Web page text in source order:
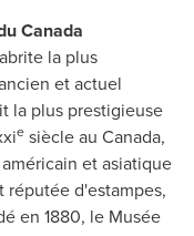
Canada
abrite la plus
et actuel
la plus prestigieuse
e siècle au Canada,
et asiatique
d'estampes,
en 1880, le Musée